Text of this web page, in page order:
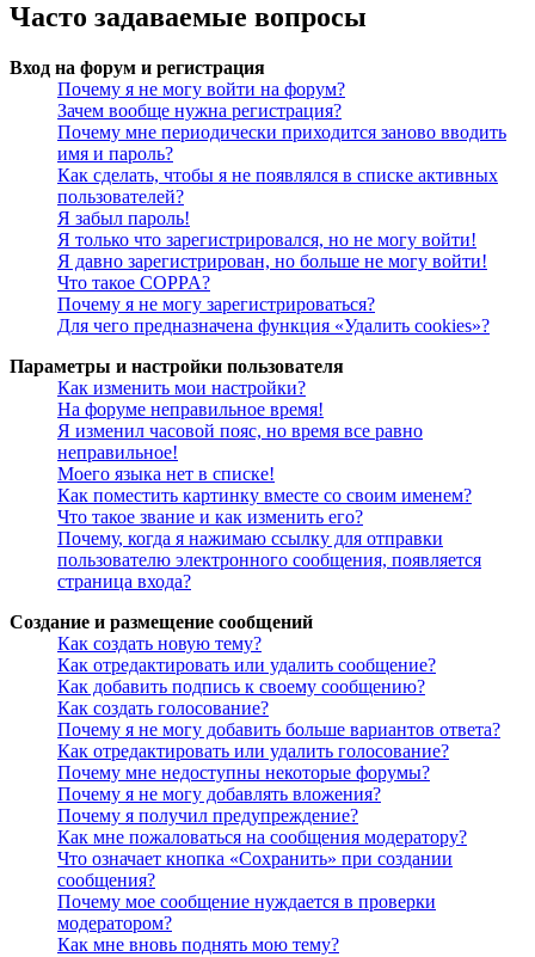
Часто задаваемые вопросы
Вход на форум и регистрация
Почему я не могу войти на форум?
Зачем вообще нужна регистрация?
Почему мне периодически приходится заново вводить
имя и пароль?
Как сделать, чтобы я не появлялся в списке активных
пользователей?
Я забыл пароль!
Я только что зарегистрировался, но не могу войти!
Я давно зарегистрирован, но больше не могу войти!
Что такое COPPA?
Почему я не могу зарегистрироваться?
Для чего предназначена функция «Удалить cookies»?
Параметры и настройки пользователя
Как изменить мои настройки?
На форуме неправильное время!
Я изменил часовой пояс, но время все равно
неправильное!
Моего языка нет в списке!
Как поместить картинку вместе со своим именем?
Что такое звание и как изменить его?
Почему, когда я нажимаю ссылку для отправки
пользователю электронного сообщения, появляется
страница входа?
Создание и размещение сообщений
Как создать новую тему?
Как отредактировать или удалить сообщение?
Как добавить подпись к своему сообщению?
Как создать голосование?
Почему я не могу добавить больше вариантов ответа?
Как отредактировать или удалить голосование?
Почему мне недоступны некоторые форумы?
Почему я не могу добавлять вложения?
Почему я получил предупреждение?
Как мне пожаловаться на сообщения модератору?
Что означает кнопка «Сохранить» при создании
сообщения?
Почему мое сообщение нуждается в проверки
модератором?
Как мне вновь поднять мою тему?